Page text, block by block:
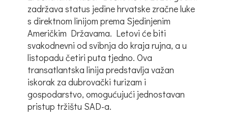
zadržava status jedine hrvatske zračne luke
s direktnom linijom prema Sjedinjenim
Američkim Državama. Letovi će biti
svakodnevni od svibnja do kraja rujna, a u
listopadu četiri puta tjedno. Ova
transatlantska linija predstavlja važan
iskorak za dubrovački turizam i
gospodarstvo, omogućujući jednostavan
pristup tržištu SAD-a.